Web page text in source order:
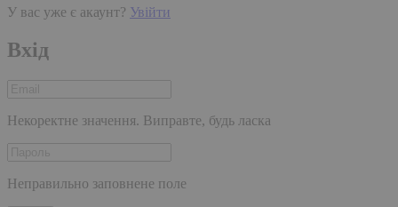
У вас уже є акаунт? Увійти
Вхід
Некоректне значення. Виправте, будь ласка
Неправильно заповнене поле